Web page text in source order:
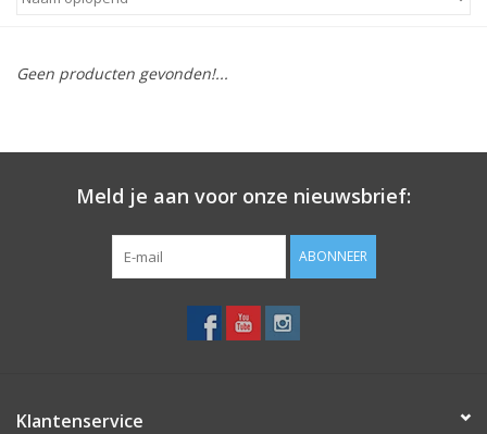
Industrie
Kassa & Pinrollen
Geen producten gevonden!...
Meld je aan voor onze nieuwsbrief:
ABONNEER
Klantenservice